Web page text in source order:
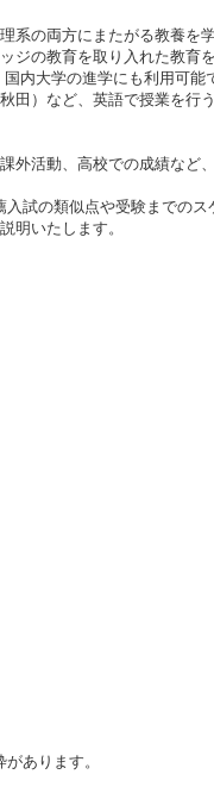
系の両方にまたがる教養を
の教育を取り入れた教育
内大学の進学にも利用可
田）など、英語で授業を行
外活動、高校での成績など
試の類似点や受験までの
明いたします。
あります。